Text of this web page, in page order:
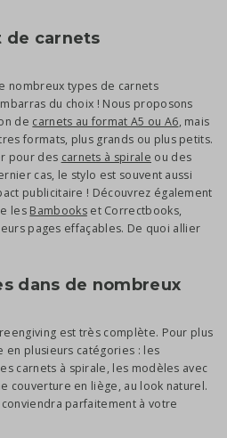
de carnets
nombreux types de carnets
du choix ! Nous proposons
de carnets au format A5 ou A6, mais
formats, plus grands ou plus petits.
pour des carnets à spirale ou des
cas, le stylo est souvent aussi
publicitaire ! Découvrez également
les Bambookset Correctbooks,
pages effaçables. De quoi allier
dans de nombreux
est très complète. Pour plus
en plusieurs catégories : les
carnets à spirale, les modèles avec
couverture en liège, au look naturel.
parfaitement à votre